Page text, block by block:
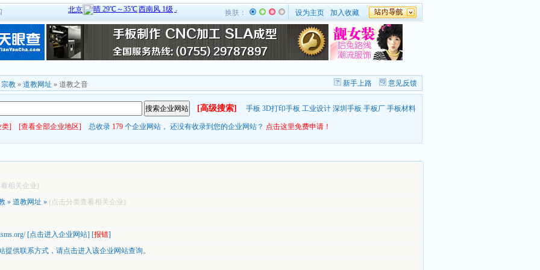
换肤： 设为主页 加入收藏
宗教 » 道教网址 » 道教之音 新手上路 意见反馈
[高级搜索] 手板 3D打印手板 工业设计 深圳手板 手板厂 手板材料
类] [查看全部企业地区] 总收录 179 个企业网站， 还没有收录到您的企业网站？ 点击这里免费申请！
相关企业)
» 道教网址 » (点击分类查看相关企业)
[点击进入企业网站] [报错]
提供联系方式， 请点击进入该企业网站查询。